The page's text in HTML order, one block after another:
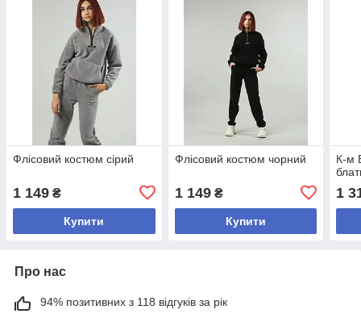
Флісовий костюм сірий
1 149 ₴
Купити
Флісовий костюм чорний
1 149₴
Купити
К-м
1
Про нас
94% позитивних з 118 відгуків за рік